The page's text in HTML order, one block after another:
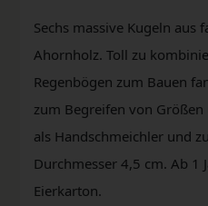
Sechs massive Kugeln aus
Ahornholz. Toll zu
Regenbögen zum Bauen
zum Begreifen von
als Handschmeichler und
Durchmesser 4,5 cm. Ab 1
Eierkarton.